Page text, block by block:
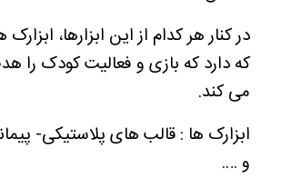
در کنار هر کدام از این ابزارها،
که دارد که بازی و فعالیت کودک را
می کند.
ابزارک ها : قالب های پلاستیکی-
و ….